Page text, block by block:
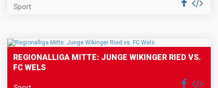
Sport
REGIONALLIGA MITTE: JUNGE WIKINGER RIED VS.
FC WELS